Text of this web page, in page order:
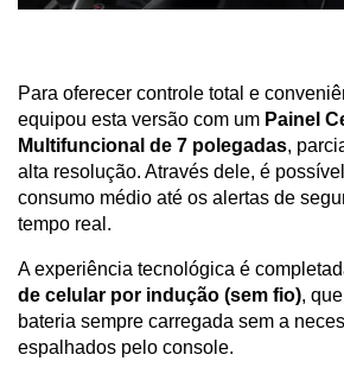
Para oferecer controle total e
equipou esta versão com um Painel
Multifuncional de 7 polegadas,
alta resolução. Através dele, é
consumo médio até os alertas de
tempo real.
A experiência tecnológica é
de celular por indução (sem fio),
bateria sempre carregada sem a
espalhados pelo console.